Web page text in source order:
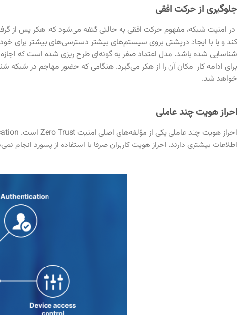
جلوگیری از حرکت افقی
در امنیت شبکه، مفهوم حرکت افقی به حالتی گتفه می‌شود که: هکر پس از
کند و یا با ایجاد درپشتی بروی سیستم‌های بیشتر دسترسی‌های بیشتر برای
شناسایی شده باشد. مدل اعتماد صفر به گونه‌ای طرح ریزی شده است که
برای ادامه کار امکان آن را از هکر می‌گیرد. هنگامی که حضور مهاجم در
خواهد شد.
احراز هویت چند عاملی
اطلاعات بیشتری دارند. احراز هویت کاربران صرفا با استفاده از پسورد انجام